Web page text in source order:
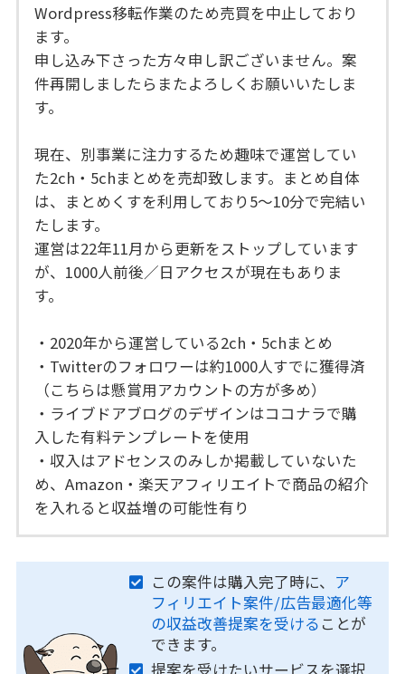
Wordpress移転作業のため売買を中止しており
ます。
申し込み下さった方々申し訳ございません。案
件再開しましたらまたよろしくお願いいたしま
す。
現在、別事業に注力するため趣味で運営してい
た2ch・5chまとめを売却致します。まとめ自体
は、まとめくすを利用しており5～10分で完結い
たします。
運営は22年11月から更新をストップしています
が、1000人前後／日アクセスが現在もありま
す。
・2020年から運営している2ch・5chまとめ
・Twitterのフォロワーは約1000人すでに獲得済
（こちらは懸賞用アカウントの方が多め）
・ライブドアブログのデザインはココナラで購
入した有料テンプレートを使用
・収入はアドセンスのみしか掲載していないた
め、Amazon・楽天アフィリエイトで商品の紹介
を入れると収益増の可能性有り
この案件は購入完了時に、 ア
フィリエイト案件/広告最適化等
の収益改善提案を受ける ことが
できます。
提案を受けたいサービスを選択